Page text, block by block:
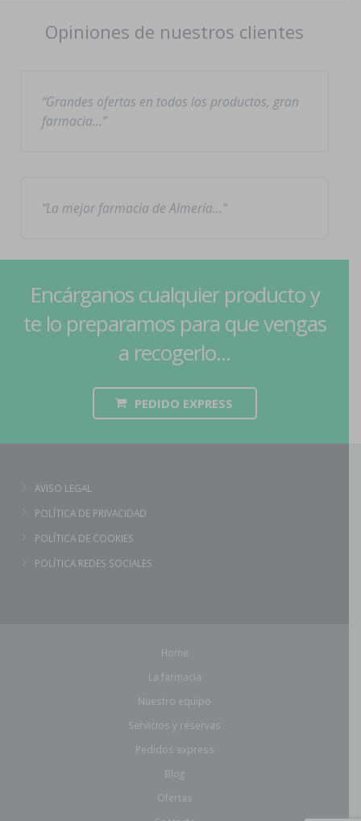
Opiniones de nuestros clientes
Grandes ofertas en todos los productos, gran
farmacia…
La mejor farmacia de Almería…
Encárganos cualquier producto y
te lo preparamos para que vengas
a recogerlo...
PEDIDO EXPRESS
AVISO LEGAL
POLÍTICA DE PRIVACIDAD
POLÍTICA DE COOKIES
POLÍTICA REDES SOCIALES
Home
La farmacia
Nuestro equipo
Servicios y reservas
Pedidos express
Blog
Ofertas